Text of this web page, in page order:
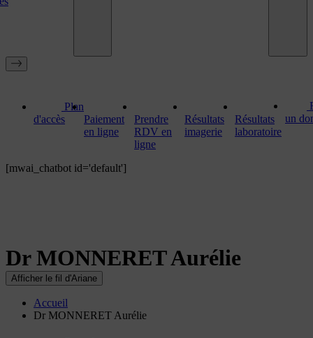
Plan
d'accès
Paiement
en ligne
Prendre
RDV en
ligne
Résultats
imagerie
Résultats
laboratoire
un
[mwai_chatbot id='default']
Dr MONNERET Aurélie
Afficher le fil d'Ariane
Accueil
Dr MONNERET Aurélie